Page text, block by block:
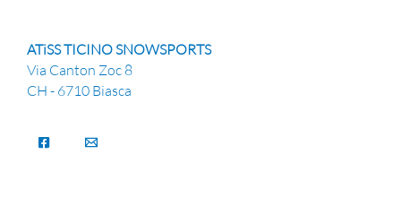
ATiSS TICINO SNOWSPORTS
Via Canton Zoc 8
CH - 6710 Biasca